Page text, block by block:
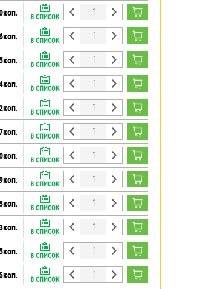
В СПИСОК
В СПИСОК
В СПИСОК
В СПИСОК
В СПИСОК
В СПИСОК
В СПИСОК
В СПИСОК
В СПИСОК
В СПИСОК
В СПИСОК
В СПИСОК